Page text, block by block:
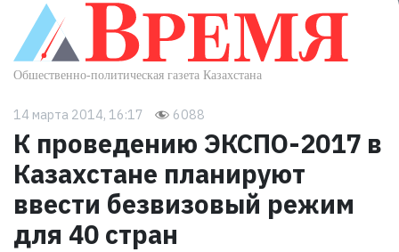
14 марта 2014, 16:17 6088
К проведению ЭКСПО-2017 в
Казахстане планируют
ввести безвизовый режим
для 40 стран